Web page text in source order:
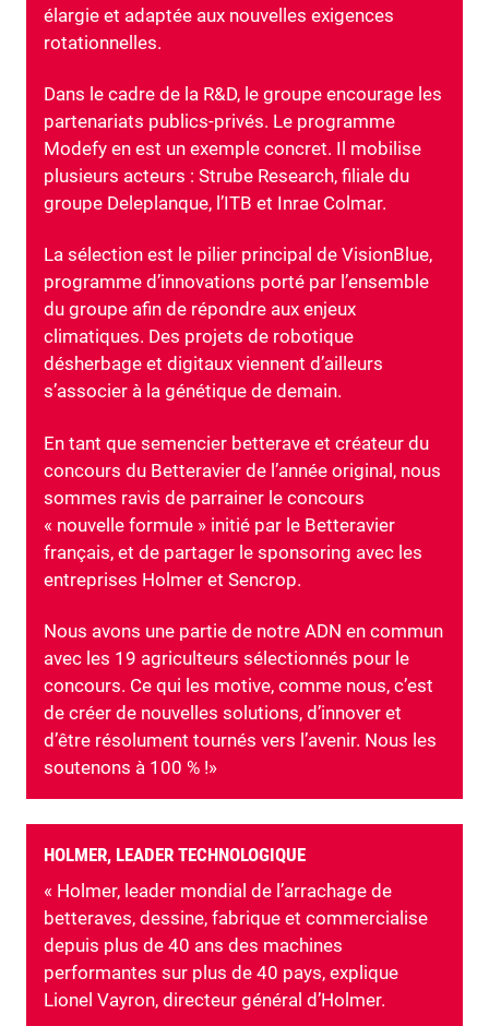
élargie et adaptée aux nouvelles exigences
rotationnelles.
Dans le cadre de la R&D, le groupe encourage les
partenariats publics-privés. Le programme
Modefy en est un exemple concret. Il mobilise
plusieurs acteurs : Strube Research, filiale du
groupe Deleplanque, l’ITB et Inrae Colmar.
La sélection est le pilier principal de VisionBlue,
programme d’innovations porté par l’ensemble
du groupe afin de répondre aux enjeux
climatiques. Des projets de robotique
désherbage et digitaux viennent d’ailleurs
s’associer à la génétique de demain.
En tant que semencier betterave et créateur du
concours du Betteravier de l’année original, nous
sommes ravis de parrainer le concours
« nouvelle formule » initié par le Betteravier
français, et de partager le sponsoring avec les
entreprises Holmer et Sencrop.
Nous avons une partie de notre ADN en commun
avec les 19 agriculteurs sélectionnés pour le
concours. Ce qui les motive, comme nous, c’est
de créer de nouvelles solutions, d’innover et
d’être résolument tournés vers l’avenir. Nous les
soutenons à 100 % !»
HOLMER, LEADER TECHNOLOGIQUE
« Holmer, leader mondial de l’arrachage de
betteraves, dessine, fabrique et commercialise
depuis plus de 40 ans des machines
performantes sur plus de 40 pays, explique
Lionel Vayron, directeur général d’Holmer.